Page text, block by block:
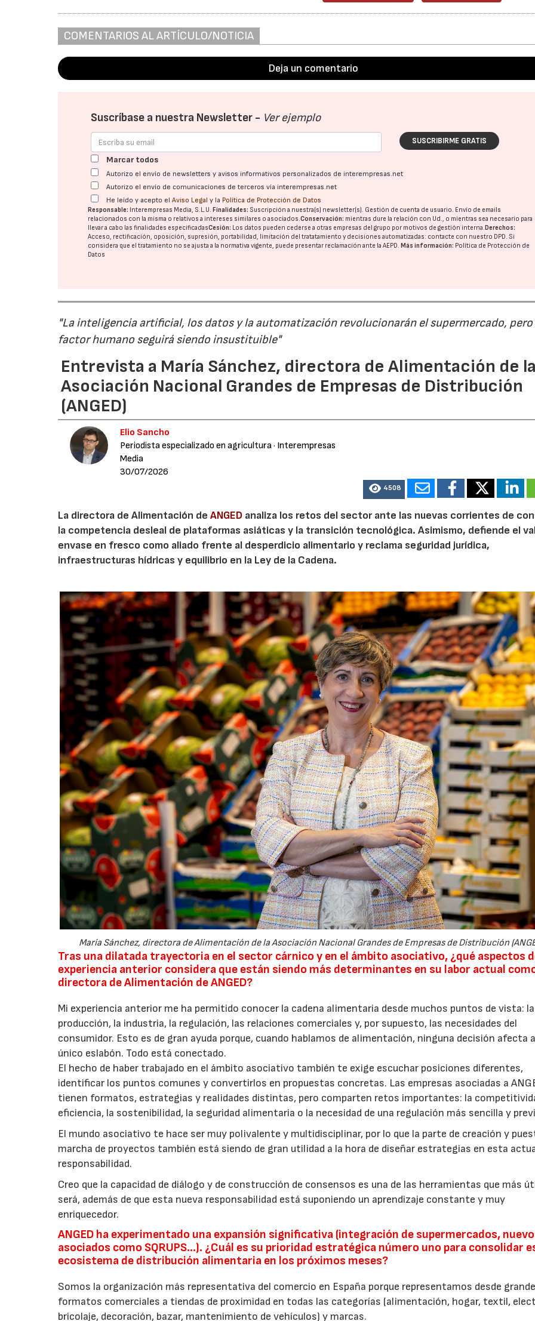
COMENTARIOS AL ARTÍCULO/NOTICIA
Deja un comentario
Suscríbase a nuestra Newsletter - Ver ejemplo
SUSCRIBIRME GRATIS
Marcar todos
Autorizo el envío de newsletters y avisos informativos personalizados de interempresas.net
Autorizo el envío de comunicaciones de terceros vía interempresas.net
He leído y acepto elAviso Legal y la Política de Protección de Datos
Responsable: Interempresas Media, S.L.U. Finalidades: Suscripción a nuestra(s) newsletter(s). Gestión de cuenta de usuario. Envío de emails
relacionados con la misma o relativos a intereses similares o asociados.Conservación: mientras dure la relación con Ud., o mientras sea necesario para
llevar a cabo las finalidades especificadasCesión: Los datos pueden cederse a otras empresas del grupo por motivos de gestión interna. Derechos:
Acceso, rectificación, oposición, supresión, portabilidad, limitación del tratatamiento y decisiones automatizadas: contacte con nuestro DPD. Si
considera que el tratamiento no se ajusta a la normativa vigente, puede presentar reclamación ante laAEPD. Más información: Política de Protección de
Datos
"La inteligencia artificial, los datos y la automatización revolucionarán el supermercado, pero
factor humano seguirá siendo insustituible"
Entrevista a María Sánchez, directora de Alimentación de la
Asociación Nacional Grandes de Empresas de Distribución
(ANGED)
Elio Sancho
Periodista especializado en agricultura· Interempresas
Media
30/07/2026
4508
La directora de Alimentación deANGED analiza los retos del sector ante las nuevas corrientes de
la competencia desleal de plataformas asiáticas y la transición tecnológica. Asimismo, defiende el
envase en fresco como aliado frente al desperdicio alimentario y reclama seguridad jurídica,
infraestructuras hídricas y equilibrio en la Ley de la Cadena.
María Sánchez, directora de Alimentación de la Asociación Nacional Grandes de Empresas de Distribución
Tras una dilatada trayectoria en el sector cárnico y en el ámbito asociativo, ¿qué aspectos
experiencia anterior considera que están siendo más determinantes en su labor actual
directora de Alimentación de ANGED?
Mi experiencia anterior me ha permitido conocer la cadena alimentaria desde muchos puntos de vista: la
producción, la industria, la regulación, las relaciones comerciales y, por supuesto, las necesidades del
consumidor. Esto es de gran ayuda porque, cuando hablamos de alimentación, ninguna decisión afecta
único eslabón. Todo está conectado.
El hecho de haber trabajado en el ámbito asociativo también te exige escuchar posiciones diferentes,
identificar los puntos comunes y convertirlos en propuestas concretas. Las empresas asociadas a
tienen formatos, estrategias y realidades distintas, pero comparten retos importantes: la
eficiencia, la sostenibilidad, la seguridad alimentaria o la necesidad de una regulación más sencilla y
El mundo asociativo te hace ser muy polivalente y multidisciplinar, por lo que la parte de creación y
marcha de proyectos también está siendo de gran utilidad a la hora de diseñar estrategias en esta
responsabilidad.
Creo que la capacidad de diálogo y de construcción de consensos es una de las herramientas que más
será, además de que esta nueva responsabilidad está suponiendo un aprendizaje constante y muy
enriquecedor.
ANGED ha experimentado una expansión significativa (integración de supermercados,
asociados como SQRUPS...). ¿Cuál es su prioridad estratégica número uno para consolidar
ecosistema de distribución alimentaria en los próximos meses?
Somos la organización más representativa del comercio en España porque representamos desde
formatos comerciales a tiendas de proximidad en todas las categorías (alimentación, hogar, textil,
bricolaje, decoración, bazar, mantenimiento de vehículos) y marcas.